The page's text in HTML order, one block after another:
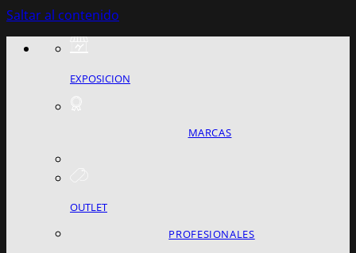
Saltar al contenido
EXPOSICION
MARCAS
OUTLET
PROFESIONALES